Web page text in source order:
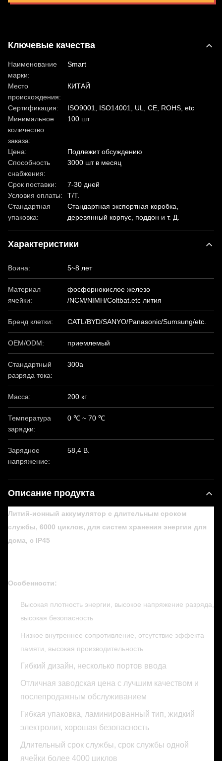
Ключевые качества
Наименование
марки:
Smart
Место
происхождения:
КИТАЙ
Сертификация:
ISO9001, ISO14001, UL, CE, ROHS, etc
Минимальное
количество
заказа:
100 шт
Цена:
Подлежит обсуждению
Способность
снабжения:
3000 шт в месяц
Срок поставки:
7-30 дней
Условия оплаты:
T/T.
Стандартная
упаковка:
Стандартная экспортная коробка,
деревянный корпус, поддон и т. Д.
Характеристики
Воина: 5~8 лет
Материал
ячейки:
фосфорнокислое железо
/NCM/NIMH/Coltbat.etc лития
Бренд клетки: CATL/BYD/SANYO/Panasonic/Sumsung/etc.
OEM/ODM: приемлемый
Стандартный
разряда тока:
300а
Масса: 200 кг
Температура
зарядки:
0 ℃ ~ 70 ℃
Зарядное
напряжение:
58,4 В.
Описание продукта
Литий-ионный аккумулятор с длительным сроком
службы, 6000 циклов, для систем хранения энергии для
дома, с IP45
Особенности:
Высокая плотность энергии, высокое напряжение разряда,
высокая безопасность
Низкое внутреннее сопротивление, отсутствие эффекта
памяти, высокая производительность
Гибкий дизайн, несколько портов ввода
Отличная заводская цена с лучшим качеством и
послепродажным обслуживанием
Гибкая упаковка, ламинированный тип, жидкий
электролит, хорошая безопасность
Длительный срок службы, срок службы одной
ячейки более 4000 циклов